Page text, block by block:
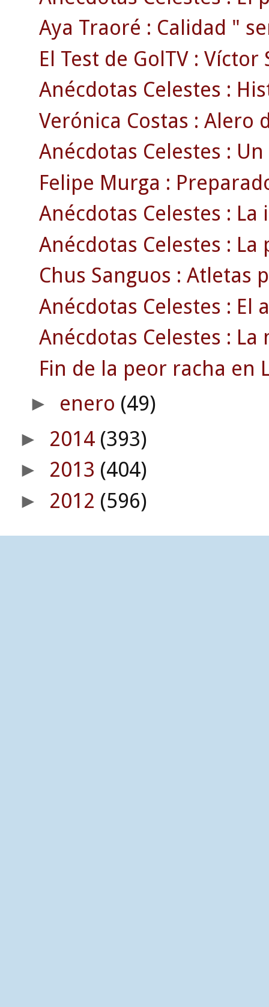
Aya Traoré : Calidad "
El Test de GolTV : Víctor
Anécdotas Celestes :
Verónica Costas : Alero
Anécdotas Celestes :
Felipe Murga :
Anécdotas Celestes :
Anécdotas Celestes :
Chus Sanguos : Atletas
Anécdotas Celestes : El
Anécdotas Celestes :
Fin de la peor racha en
► enero (49)
► 2014 (393)
► 2013 (404)
► 2012 (596)